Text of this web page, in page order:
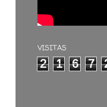
VISITAS
2 1 6 7